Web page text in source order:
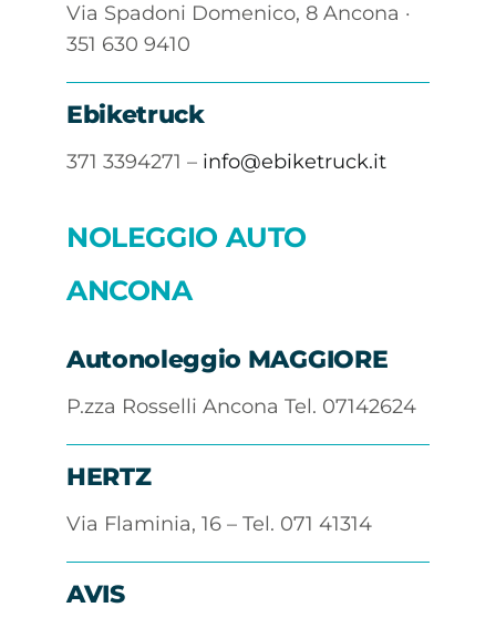
Via Spadoni Domenico, 8 Ancona ·
351 630 9410
Ebiketruck
371 3394271 – info@ebiketruck.it
NOLEGGIO AUTO
ANCONA
Autonoleggio MAGGIORE
P.zza Rosselli Ancona Tel. 07142624
HERTZ
Via Flaminia, 16 – Tel. 071 41314
AVIS